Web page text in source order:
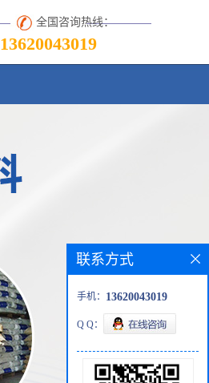
全国咨询热线：
13620043019
联系方式
手机： 13620043019
Q Q：